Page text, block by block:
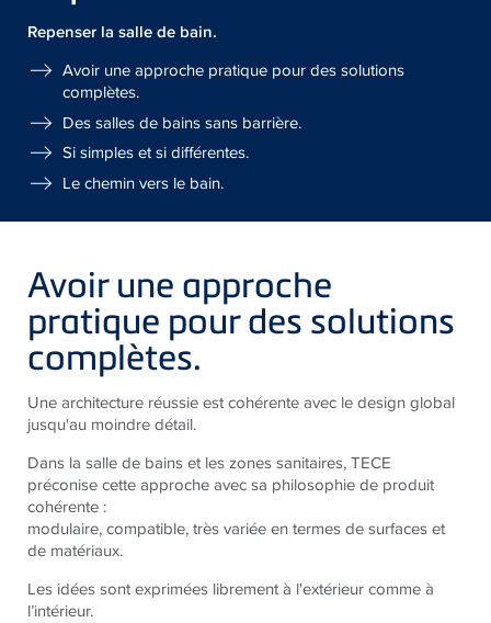
Repenser la salle de bain.
Avoir une approche pratique pour des solutions
complètes.
Des salles de bains sans barrière.
Si simples et si différentes.
Le chemin vers le bain.
Avoir une approche
pratique pour des solutions
complètes.
Une architecture réussie est cohérente avec le design global
jusqu'au moindre détail.
Dans la salle de bains et les zones sanitaires, TECE
préconise cette approche avec sa philosophie de produit
cohérente :
modulaire,compatible, très variéeen termes de surfaces et
de matériaux.
Les idées sont exprimées librement à l'extérieur comme à
l’intérieur.